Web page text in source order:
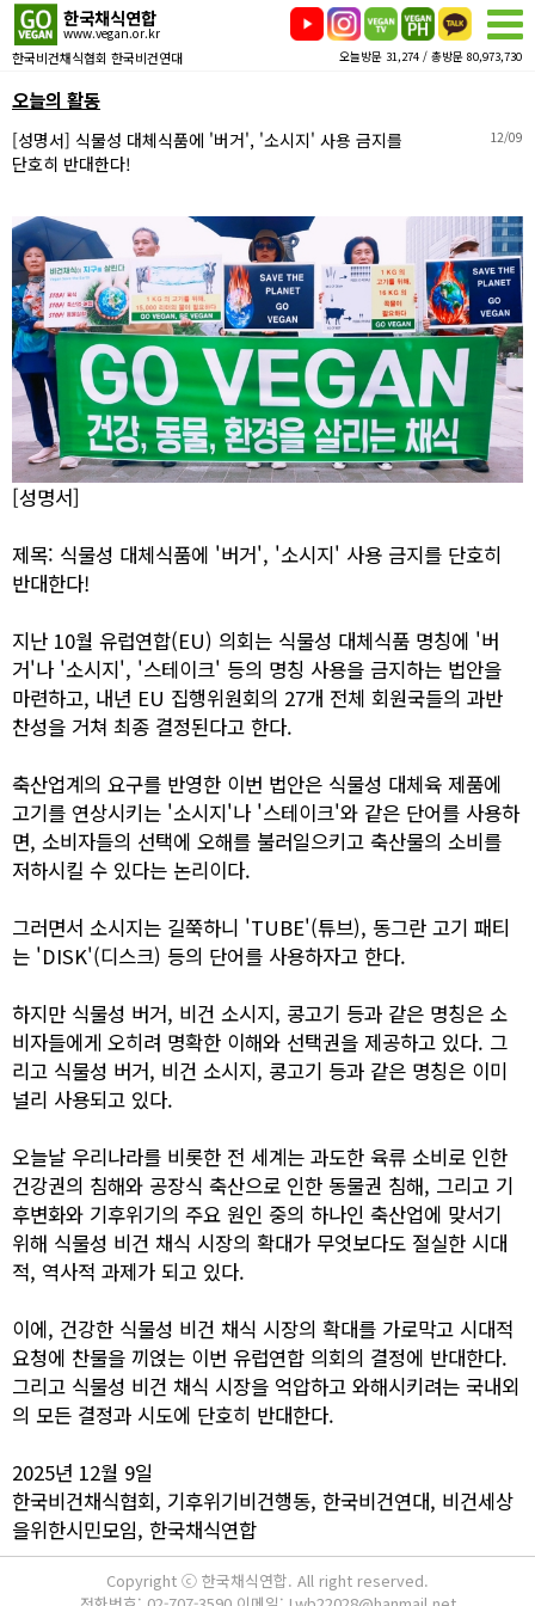
한국채식연합
www.vegan.or.kr
한국비건채식협회 한국비건연대 오늘방문 31,274 / 총방문 80,973,730
오늘의 활동
[성명서] 식물성 대체식품에 '버거', '소시지' 사용 금지를
단호히 반대한다!
12/09
[성명서]
제목: 식물성 대체식품에 '버거', '소시지' 사용 금지를 단호히
반대한다!
지난 10월 유럽연합(EU) 의회는 식물성 대체식품 명칭에 '버
거'나 '소시지', '스테이크' 등의 명칭 사용을 금지하는 법안을
마련하고, 내년 EU 집행위원회의 27개 전체 회원국들의 과반
찬성을 거쳐 최종 결정된다고 한다.
축산업계의 요구를 반영한 이번 법안은 식물성 대체육 제품에
고기를 연상시키는 '소시지'나 '스테이크'와 같은 단어를 사용하
면, 소비자들의 선택에 오해를 불러일으키고 축산물의 소비를
저하시킬 수 있다는 논리이다.
그러면서 소시지는 길쭉하니 'TUBE'(튜브), 동그란 고기 패티
는 'DISK'(디스크) 등의 단어를 사용하자고 한다.
하지만 식물성 버거, 비건 소시지, 콩고기 등과 같은 명칭은 소
비자들에게 오히려 명확한 이해와 선택권을 제공하고 있다. 그
리고 식물성 버거, 비건 소시지, 콩고기 등과 같은 명칭은 이미
널리 사용되고 있다.
오늘날 우리나라를 비롯한 전 세계는 과도한 육류 소비로 인한
건강권의 침해와 공장식 축산으로 인한 동물권 침해, 그리고 기
후변화와 기후위기의 주요 원인 중의 하나인 축산업에 맞서기
위해 식물성 비건 채식 시장의 확대가 무엇보다도 절실한 시대
적, 역사적 과제가 되고 있다.
이에, 건강한 식물성 비건 채식 시장의 확대를 가로막고 시대적
요청에 찬물을 끼얹는 이번 유럽연합 의회의 결정에 반대한다.
그리고 식물성 비건 채식 시장을 억압하고 와해시키려는 국내외
의 모든 결정과 시도에 단호히 반대한다.
2025년 12월 9일
한국비건채식협회, 기후위기비건행동, 한국비건연대, 비건세상
을위한시민모임, 한국채식연합
Copyright ⓒ 한국채식연합. All right reserved.